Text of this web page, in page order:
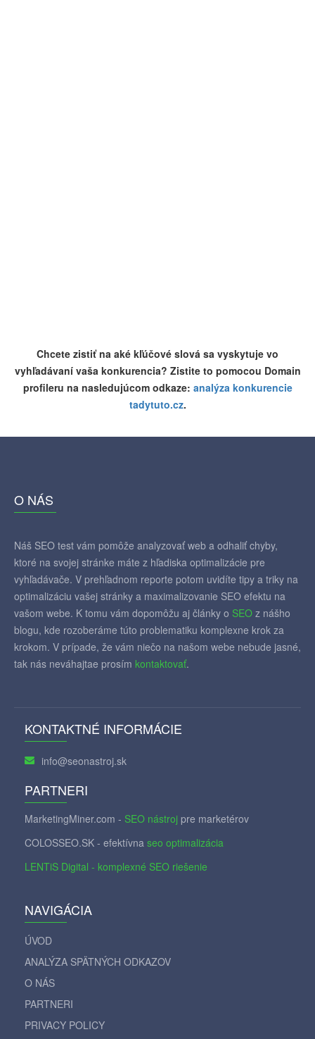
Chcete zistiť na aké kľúčové slová sa vyskytuje vo
vyhľadávaní vaša konkurencia? Zistite to pomocou Domain
profileru na nasledujúcom odkaze: analýza konkurencie
tadytuto.cz.
O NÁS
Náš SEO test vám pomôže analyzovať web a odhaliť chyby,
ktoré na svojej stránke máte z hľadiska optimalizácie pre
vyhľadávače. V prehľadnom reporte potom uvidíte tipy a triky na
optimalizáciu vašej stránky a maximalizovanie SEO efektu na
vašom webe. K tomu vám dopomôžu aj články o SEO z nášho
blogu, kde rozoberáme túto problematiku komplexne krok za
krokom. V prípade, že vám niečo na našom webe nebude jasné,
tak nás neváhajtae prosím kontaktovať.
KONTAKTNÉ INFORMÁCIE
info@seonastroj.sk
PARTNERI
MarketingMiner.com - SEO nástroj pre marketérov
COLOSSEO.SK - efektívna seo optimalizácia
LENTiS Digital - komplexné SEO riešenie
NAVIGÁCIA
ÚVOD
ANALÝZA SPÄTNÝCH ODKAZOV
O NÁS
PARTNERI
PRIVACY POLICY